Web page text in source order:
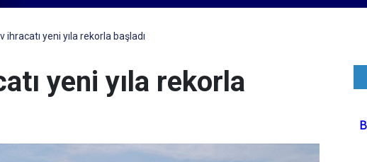
ihracatı yeni yıla rekorla başladı
yeni yıla rekorla